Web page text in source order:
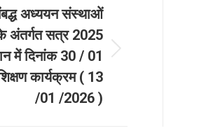
अध्‍ययन संस्‍थाओं
अंतर्गत सत्र 2025
में दिनांक 30 / 01
कार्यक्रम ( 13
/01 /2026 )